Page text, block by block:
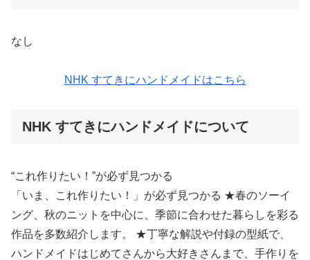
なし
NHK すてきにハンドメイドはこちら
NHK すてきにハンドメイドについて
“これ作りたい！”が必ず見つかる
「いま、これ作りたい！」が必ず見つかる ★春のソーイ
ング、秋のニットを中心に、季節に合わせた暮らしを彩る
作品を多数紹介します。 ★丁寧な解説や付録の型紙で、
ハンドメイドはじめてさんから大好きさんまで、手作りを